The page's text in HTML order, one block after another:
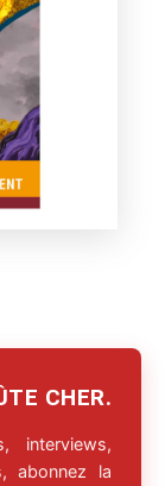
CHER.
interviews,
abonnez la